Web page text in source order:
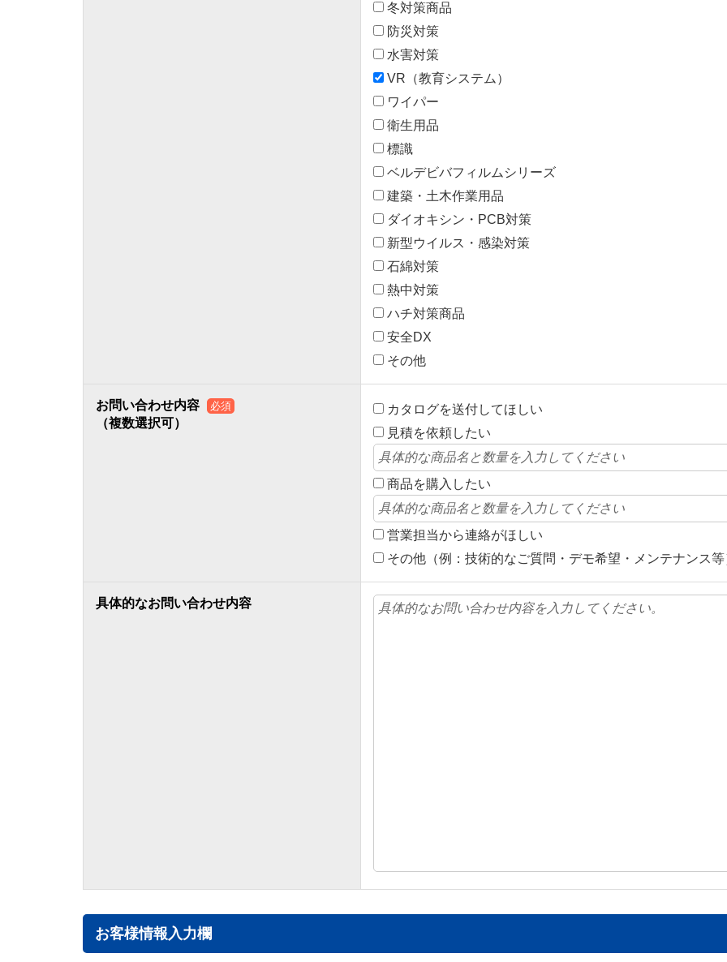
冬対策商品
防災対策
水害対策
VR（教育システム）
ワイパー
衛生用品
標識
ベルデビバフィルムシリーズ
建築・土木作業用品
ダイオキシン・PCB対策
新型ウイルス・感染対策
石綿対策
熱中対策
ハチ対策商品
安全DX
その他
お問い合わせ内容 必須
（複数選択可）
カタログを送付してほしい
見積を依頼したい
商品を購入したい
営業担当から連絡がほしい
その他（例：技術的なご質問・デモ希望・メンテナンス等
具体的なお問い合わせ内容
お客様情報入力欄